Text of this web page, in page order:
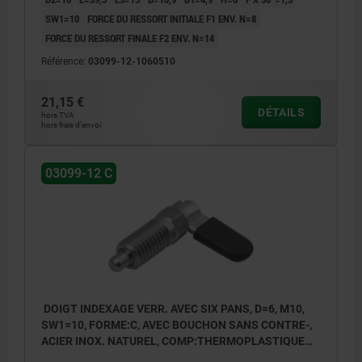
SW1=10
FORCE DU RESSORT INITIALE F1 ENV. N=8
FORCE DU RESSORT FINALE F2 ENV. N=14
Référence: 03099-12-1060510
21,15 €
hors TVA
hors frais d’envoi
DÉTAILS
03099-12 C
DOIGT INDEXAGE VERR. AVEC SIX PANS, D=6, M10,
SW1=10, FORME:C, AVEC BOUCHON SANS CONTRE-,
ACIER INOX. NATUREL, COMP:THERMOPLASTIQUE